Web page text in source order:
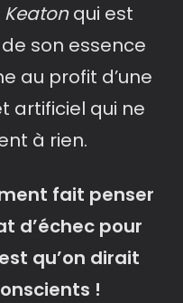
Keatonqui est
son essence
au profit d’une
artificiel qui ne
à rien.
fait penser
d’échec pour
qu’on dirait
!